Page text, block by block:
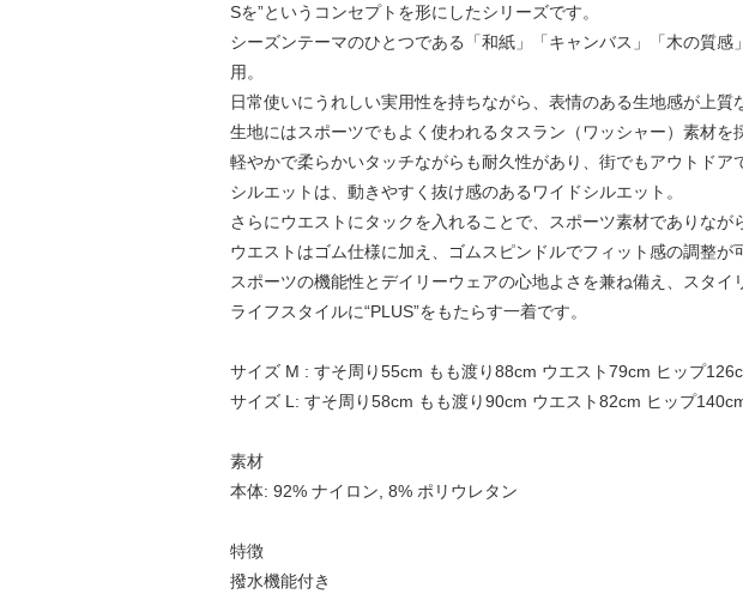
Sを”というコンセプトを形にしたシリーズです。
シーズンテーマのひとつである「和紙」「キャンバス」「木の質
用。
日常使いにうれしい実用性を持ちながら、表情のある生地感が上質
生地にはスポーツでもよく使われるタスラン（ワッシャー）素材を
軽やかで柔らかいタッチながらも耐久性があり、街でもアウトドア
シルエットは、動きやすく抜け感のあるワイドシルエット。
さらにウエストにタックを入れることで、スポーツ素材でありな
ウエストはゴム仕様に加え、ゴムスピンドルでフィット感の調整が
スポーツの機能性とデイリーウェアの心地よさを兼ね備え、スタイ
ライフスタイルに“PLUS”をもたらす一着です。
サイズ M : すそ周り55cm もも渡り88cm ウエスト79cm ヒップ
サイズ L: すそ周り58cm もも渡り90cm ウエスト82cm ヒップ
素材
本体: 92% ナイロン, 8% ポリウレタン
特徴
撥水機能付き